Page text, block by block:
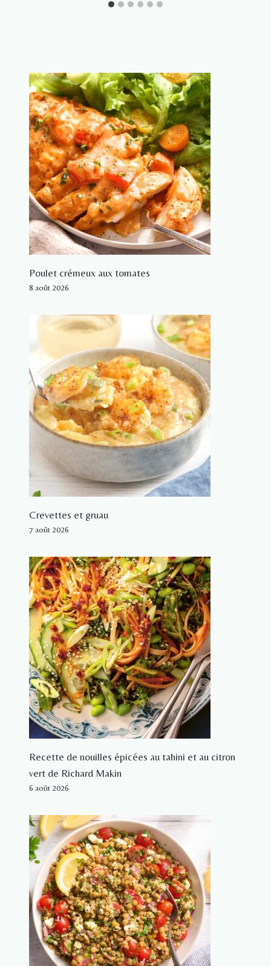
Poulet crémeux aux tomates
8 août 2026
Crevettes et gruau
7 août 2026
Recette de nouilles épicées au tahini et au citron
vert de Richard Makin
6 août 2026